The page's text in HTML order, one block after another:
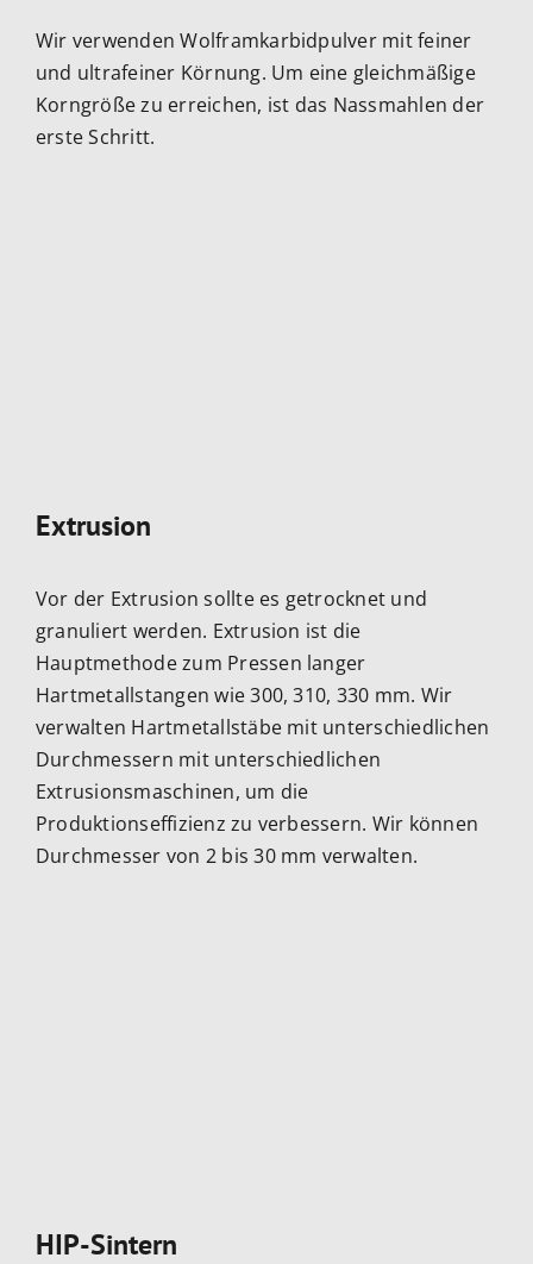
Wir verwenden Wolframkarbidpulver mit feiner
und ultrafeiner Körnung. Um eine gleichmäßige
Korngröße zu erreichen, ist das Nassmahlen der
erste Schritt.
Extrusion
Vor der Extrusion sollte es getrocknet und
granuliert werden. Extrusion ist die
Hauptmethode zum Pressen langer
Hartmetallstangen wie 300, 310, 330 mm. Wir
verwalten Hartmetallstäbe mit unterschiedlichen
Durchmessern mit unterschiedlichen
Extrusionsmaschinen, um die
Produktionseffizienz zu verbessern. Wir können
Durchmesser von 2 bis 30 mm verwalten.
HIP-Sintern